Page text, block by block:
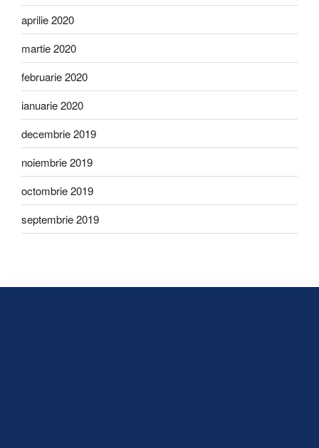
aprilie 2020
martie 2020
februarie 2020
ianuarie 2020
decembrie 2019
noiembrie 2019
octombrie 2019
septembrie 2019